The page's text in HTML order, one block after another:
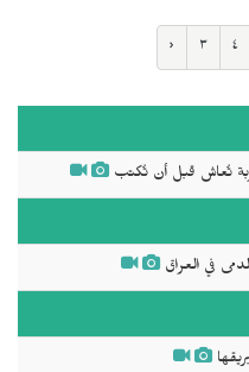
‹ ٣ ٤
تُعاش قبل أن تُكتب
في العراق